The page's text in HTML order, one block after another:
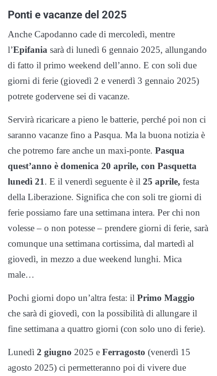
Ponti e vacanze del 2025
Anche Capodanno cade di mercoledì, mentre
l’Epifania sarà di lunedì 6 gennaio 2025, allungando
di fatto il primo weekend dell’anno. E con soli due
giorni di ferie (giovedì 2 e venerdì 3 gennaio 2025)
potrete godervene sei di vacanze.
Servirà ricaricare a pieno le batterie, perché poi non ci
saranno vacanze fino a Pasqua. Ma la buona notizia è
che potremo fare anche un maxi-ponte. Pasqua
quest’anno è domenica 20 aprile, con Pasquetta
lunedì 21. E il venerdì seguente è il 25 aprile, festa
della Liberazione. Significa che con soli tre giorni di
ferie possiamo fare una settimana intera. Per chi non
volesse – o non potesse – prendere giorni di ferie, sarà
comunque una settimana cortissima, dal martedì al
giovedì, in mezzo a due weekend lunghi. Mica
male…
Pochi giorni dopo un’altra festa: il Primo Maggio
che sarà di giovedì, con la possibilità di allungare il
fine settimana a quattro giorni (con solo uno di ferie).
Lunedì 2 giugno 2025 e Ferragosto (venerdì 15
agosto 2025) ci permetteranno poi di vivere due